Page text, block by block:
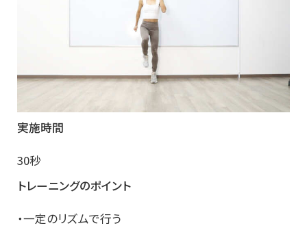
実施時間
30秒
トレーニングのポイント
・一定のリズムで行う